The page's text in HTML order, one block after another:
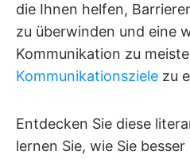
die Ihnen helfen,
zu überwinden und eine
Kommunikation zu
Kommunikationsziele zu
Entdecken Sie diese
lernen Sie, wie Sie